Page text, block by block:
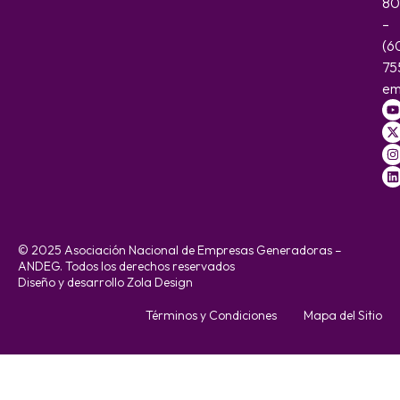
–
© 2025 Asociación Nacional de Empresas Generadoras –
ANDEG. Todos los derechos reservados
Diseño y desarrollo Zola Design
Términos y Condiciones Mapa del Sitio